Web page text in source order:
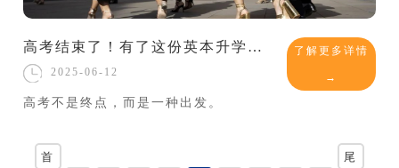
高考结束了！有了这份英本升学攻略，不拼分数也能上英国985！ 了解更多详情
→
2025-06-12
高考不是终点，而是一种出发。
首
尾